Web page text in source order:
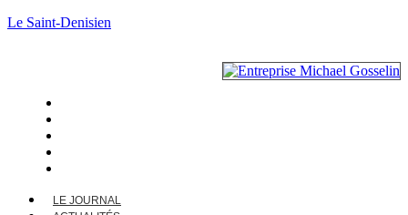
Le Saint-Denisien
LE JOURNAL